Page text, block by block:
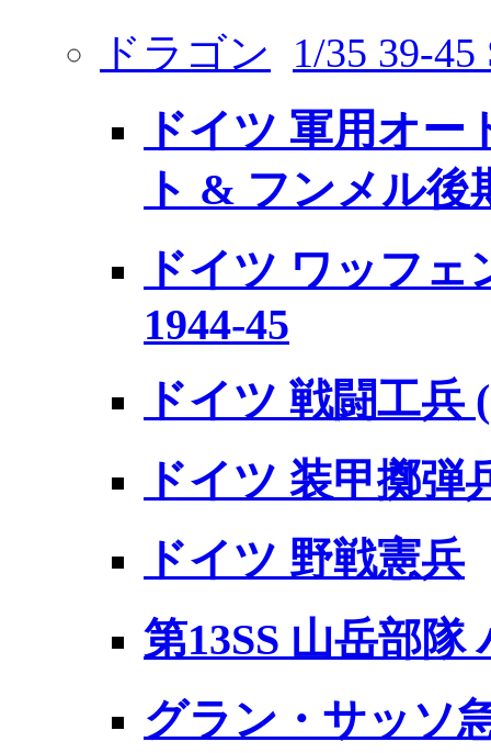
ドラゴン 1/35 39-45
ドイツ 軍用オ
ト & フンメル後
ドイツ ワッフェ
1944-45
ドイツ 戦闘工兵
ドイツ 装甲擲弾
ドイツ 野戦憲兵
第13SS 山岳部隊
グラン・サッソ